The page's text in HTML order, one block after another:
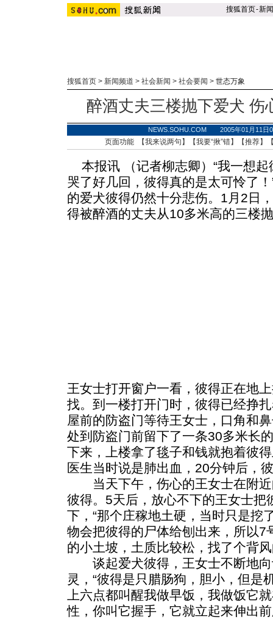
搜狐首页-新闻
搜狐首页 > 新闻频道 > 社会新闻 > 社会要闻 > 世态万象
醉酒丈夫三楼抛下爱犬 伤
NEWS.SOHU.COM 2005年01月11
页面功能 【我来说两句 】【我要“揪”错】【推荐】
本报讯 （记者柳志卿）“我一想起
哭了好几回，彼得真的是太可怜了
的爱犬彼得仍然十分悲伤。1月2日
得被醉酒的丈夫从10多米高的三楼
王女士打开窗户一看，彼得正在地
找。到一楼打开门时，彼得已经挣
屋前的防盗门等待王女士，口角和
处到防盗门前留下了一条30多米长
下来，上楼拿了毯子和钱就抱着彼
医生当时说是肺出血，20分钟后，
当天下午，伤心的王女士在附近
彼得。5天后，放心不下的王女士把
下，“那个庄稼地土硬，当时只是挖
物会把彼得的尸体给刨出来，所以7
的小土坡，土质比较松，找了个背
谈起爱犬彼得，王女士不断地向
灵，“彼得是只腊肠狗，胆小，但是
上六点都叫醒我做早饭，我做饭它
性，你叫它握手，它就立起来伸出